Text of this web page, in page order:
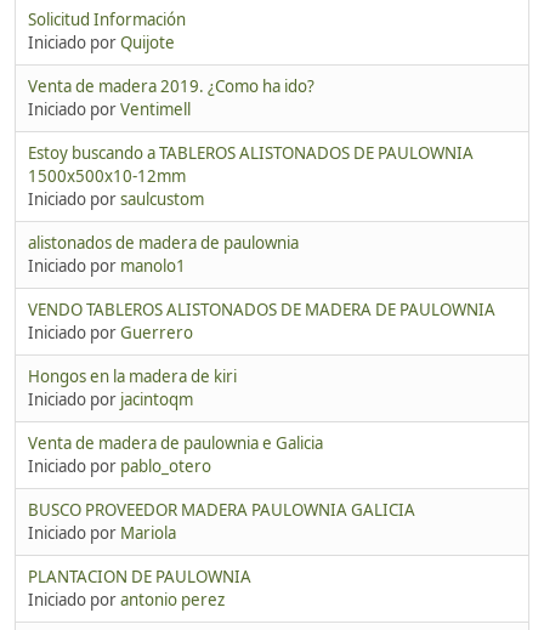
Solicitud Información
Iniciado porQuijote
Venta de madera 2019. ¿Como ha ido?
Iniciado porVentimell
Estoy buscando a TABLEROS ALISTONADOS DE PAULOWNIA
1500x500x10-12mm
Iniciado porsaulcustom
alistonados de madera de paulownia
Iniciado por manolo1
VENDO TABLEROS ALISTONADOS DE MADERA DE PAULOWNIA
Iniciado porGuerrero
Hongos en la madera de kiri
Iniciado por jacintoqm
Venta de madera de paulownia e Galicia
Iniciado por pablo_otero
BUSCO PROVEEDOR MADERA PAULOWNIA GALICIA
Iniciado por Mariola
PLANTACION DE PAULOWNIA
Iniciado porantonio perez